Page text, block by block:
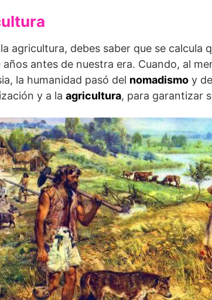
agricultura, debes saber que se calcula
antes de nuestra era. Cuando, al
la humanidad pasó del nomadismo y
y a la agricultura, para garantizar